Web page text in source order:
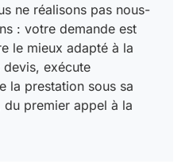
ne réalisons pas nous-
: votre demande est
le mieux adapté à la
exécute
la prestation sous sa
premier appel à la